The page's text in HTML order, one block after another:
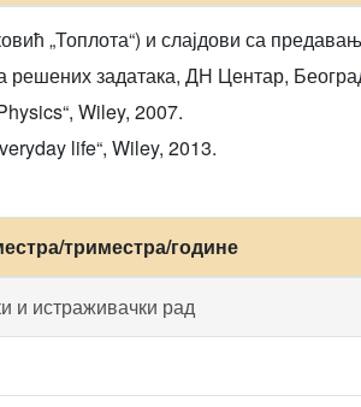
„Топлота“) и слајдови са
задатака, ДН Центар,
Wiley, 2007.
life“, Wiley, 2013.
триместра/године
и истраживачки рад